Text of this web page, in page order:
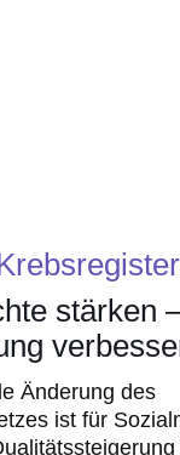
stärken
Änderung des
ist für